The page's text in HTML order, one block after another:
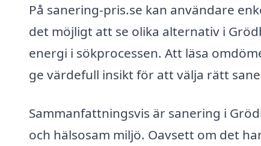
På sanering-pris.se kan användare
det möjligt att se olika alternativ i
energi i sökprocessen. Att läsa
ge värdefull insikt för att välja rätt
Sammanfattningsvis är sanering i
och hälsosam miljö. Oavsett om det